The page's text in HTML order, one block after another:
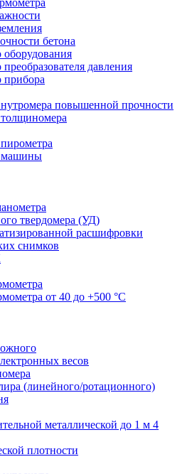
бетона
оборудования
давления
прибора
повышенной прочности
машины
твердомера (УД)
расшифровки
снимков
от 40 до +500 °С
весов
(линейного/ротационного)
металлической до 1 м 4
плотности